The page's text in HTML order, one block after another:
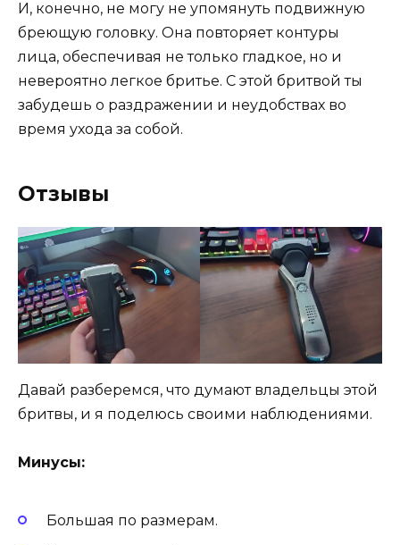
И, конечно, не могу не упомянуть подвижную
бреющую головку. Она повторяет контуры
лица, обеспечивая не только гладкое, но и
невероятно легкое бритье. С этой бритвой ты
забудешь о раздражении и неудобствах во
время ухода за собой.
Отзывы
Давай разберемся, что думают владельцы этой
бритвы, и я поделюсь своими наблюдениями.
Минусы:
Большая по размерам.